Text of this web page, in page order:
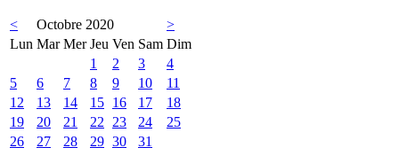
< Octobre 2020
>
Lun Mar Mer Jeu Ven Sam Dim
1
2 3
4
5
6 7 8 9 10
11
12
13 14 15 16 17
18
19
20 21 22 23 24
25
26
27 28 29 30 31